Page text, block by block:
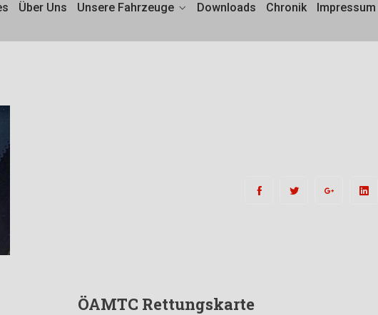
Über Uns Unsere Fahrzeuge Downloads Chronik Impressum
ÖAMTC Rettungskarte